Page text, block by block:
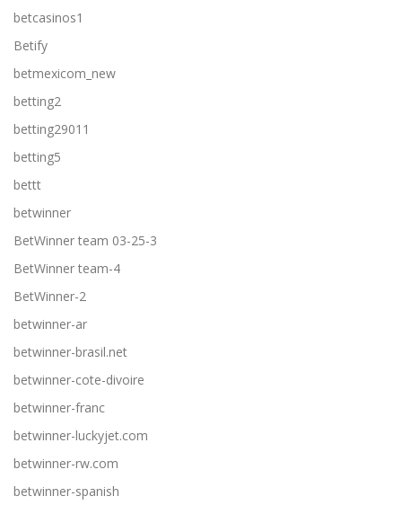
betcasinos1
Betify
betmexicom_new
betting2
betting29011
betting5
bettt
betwinner
BetWinner team 03-25-3
BetWinner team-4
BetWinner-2
betwinner-ar
betwinner-brasil.net
betwinner-cote-divoire
betwinner-franc
betwinner-luckyjet.com
betwinner-rw.com
betwinner-spanish